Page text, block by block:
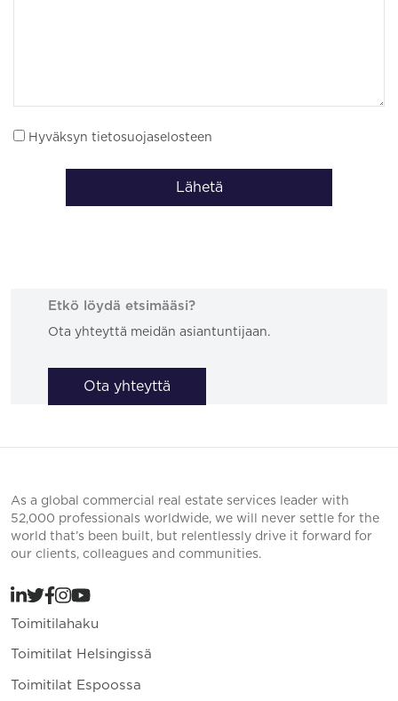
Hyväksyn tietosuojaselosteen
Lähetä
Etkö löydä etsimääsi?
Ota yhteyttä meidän asiantuntijaan.
Ota yhteyttä
As a global commercial real estate services leader with
52,000 professionals worldwide, we will never settle for the
world that’s been built, but relentlessly drive it forward for
our clients, colleagues and communities.
Toimitilahaku
Toimitilat Helsingissä
Toimitilat Espoossa